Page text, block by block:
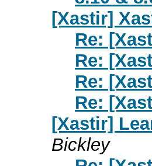
[Xastir]
Re:
Re:
Re:
Re:
[Xastir]
Bickley